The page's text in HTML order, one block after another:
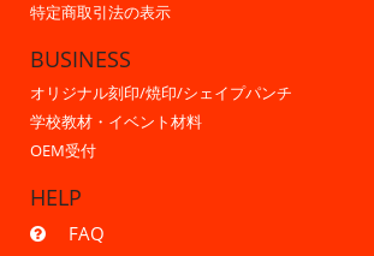
特定商取引法の表示
BUSINESS
オリジナル刻印/焼印/シェイプパンチ
学校教材・イベント材料
OEM受付
HELP
FAQ